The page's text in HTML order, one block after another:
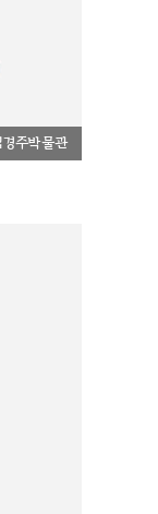
경주박물관